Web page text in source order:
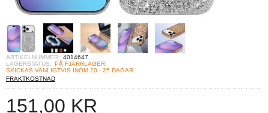
ARTIKELNUMMER: 4014647
LAGERSTATUS: PÅ FJÄRRLAGER.
SKICKAS VANLIGTVIS INOM 20 - 25 DAGAR
FRAKTKOSTNAD
151,00 KR